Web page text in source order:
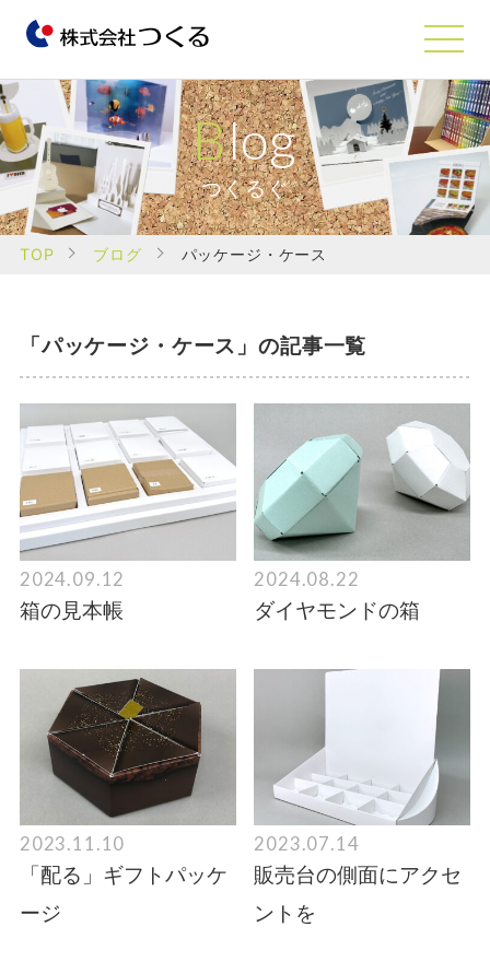
Blog
つくるぐ
TOP ブログ パッケージ・ケース
「パッケージ・ケース」の記事一覧
2024.09.12
箱の見本帳
2024.08.22
ダイヤモンドの箱
2023.11.10
「配る」ギフトパッケ
ージ
2023.07.14
販売台の側面にアクセ
ントを